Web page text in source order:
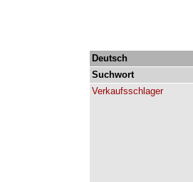
Deutsch
Suchwort
Verkaufsschlager